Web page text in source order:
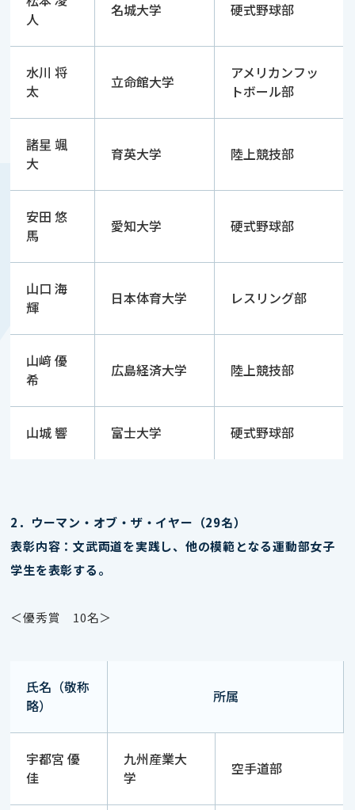
人
名城大学 硬式野球部
水川 将
太
立命館大学
アメリカンフッ
トボール部
諸星 颯
大
育英大学 陸上競技部
安田 悠
馬
愛知大学 硬式野球部
山口 海
輝
日本体育大学 レスリング部
山﨑 優
希
広島経済大学 陸上競技部
山城 響 富士大学 硬式野球部
2．ウーマン・オブ・ザ・イヤー（29名）
表彰内容：文武両道を実践し、他の模範となる運動部女子
学生を表彰する。
＜優秀賞 10名＞
氏名（敬称
略）
所属
宇都宮 優
佳
九州産業大
学
空手道部